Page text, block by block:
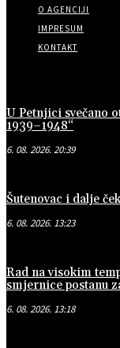
O AGENCIJI
IMPRESUM
KONTAKT
U Petnjici svečano
1939–1948“
6. 08. 2026. 20:39
Šutenovac i dalje
6. 08. 2026. 13:23
Rad na visokim
smjernice postanu
6. 08. 2026. 13:18